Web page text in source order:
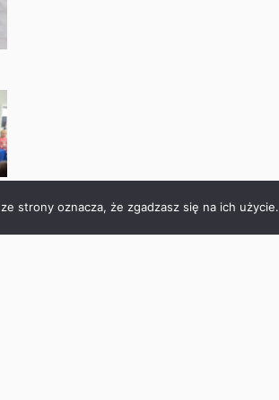
strony oznacza, że zgadzasz się na ich użycie.